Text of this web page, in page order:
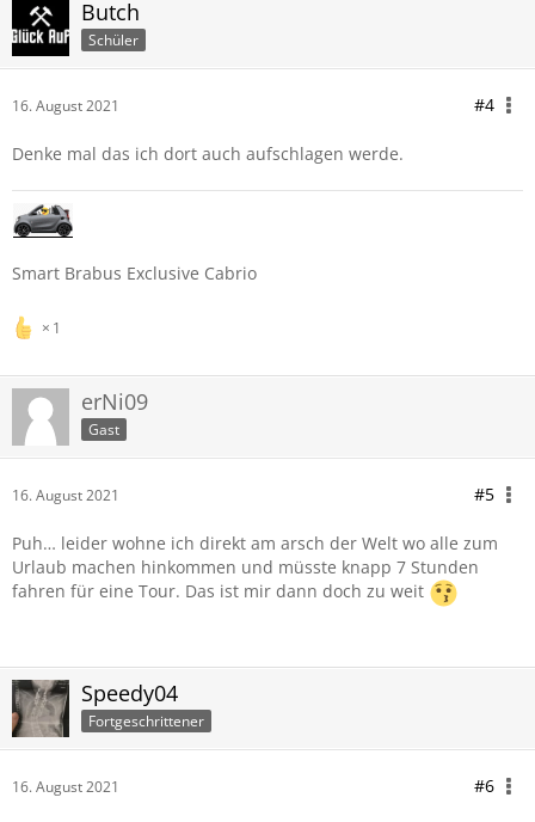
Butch
Schüler
16. August 2021 #4
Denke mal das ich dort auch aufschlagen werde.
Smart Brabus Exclusive Cabrio
1
erNi09
Gast
16. August 2021 #5
Puh… leider wohne ich direkt am arsch der Welt wo alle zum
Urlaub machen hinkommen und müsste knapp 7 Stunden
fahren für eine Tour. Das ist mir dann doch zu weit
Speedy04
Fortgeschrittener
16. August 2021 #6